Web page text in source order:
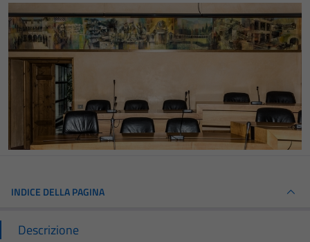
INDICE DELLA PAGINA
Descrizione